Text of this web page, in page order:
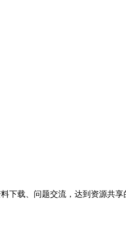
下载、问题交流，达到资源共享